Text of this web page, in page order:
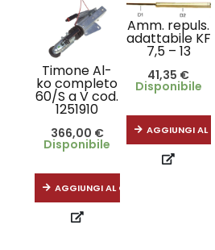
Timone Al-
ko completo
60/S a V cod.
1251910
366,00 €
Disponibile
AGGIUNGI AL CARRELLO
Amm. repuls.
adattabile KF
7,5 – 13
41,35 €
Disponibile
AGGIUNGI AL